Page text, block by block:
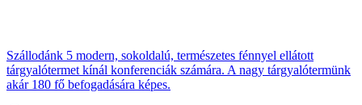
Szállodánk 5 modern, sokoldalú, természetes fénnyel ellátott
tárgyalótermet kínál konferenciák számára. A nagy tárgyalótermünk
akár 180 fő befogadására képes.